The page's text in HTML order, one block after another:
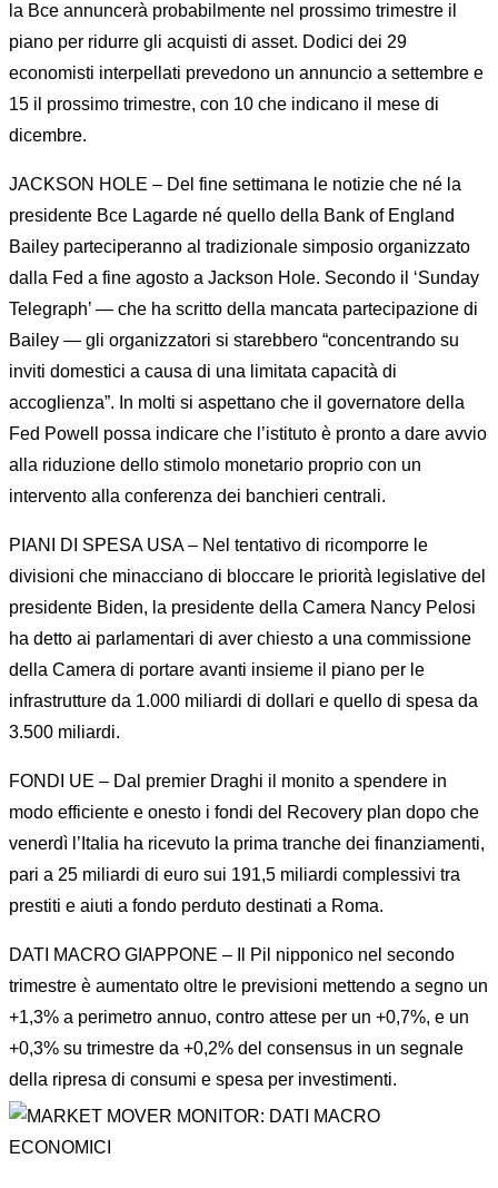
la Bce annuncerà probabilmente nel prossimo trimestre il
piano per ridurre gli acquisti di asset. Dodici dei 29
economisti interpellati prevedono un annuncio a settembre e
15 il prossimo trimestre, con 10 che indicano il mese di
dicembre.
JACKSON HOLE – Del fine settimana le notizie che né la
presidente Bce Lagarde né quello della Bank of England
Bailey parteciperanno al tradizionale simposio organizzato
dalla Fed a fine agosto a Jackson Hole. Secondo il ‘Sunday
Telegraph’ — che ha scritto della mancata partecipazione di
Bailey — gli organizzatori si starebbero “concentrando su
inviti domestici a causa di una limitata capacità di
accoglienza”. In molti si aspettano che il governatore della
Fed Powell possa indicare che l’istituto è pronto a dare avvio
alla riduzione dello stimolo monetario proprio con un
intervento alla conferenza dei banchieri centrali.
PIANI DI SPESA USA – Nel tentativo di ricomporre le
divisioni che minacciano di bloccare le priorità legislative del
presidente Biden, la presidente della Camera Nancy Pelosi
ha detto ai parlamentari di aver chiesto a una commissione
della Camera di portare avanti insieme il piano per le
infrastrutture da 1.000 miliardi di dollari e quello di spesa da
3.500 miliardi.
FONDI UE – Dal premier Draghi il monito a spendere in
modo efficiente e onesto i fondi del Recovery plan dopo che
venerdì l’Italia ha ricevuto la prima tranche dei finanziamenti,
pari a 25 miliardi di euro sui 191,5 miliardi complessivi tra
prestiti e aiuti a fondo perduto destinati a Roma.
DATI MACRO GIAPPONE – Il Pil nipponico nel secondo
trimestre è aumentato oltre le previsioni mettendo a segno un
+1,3% a perimetro annuo, contro attese per un +0,7%, e un
+0,3% su trimestre da +0,2% del consensus in un segnale
della ripresa di consumi e spesa per investimenti.